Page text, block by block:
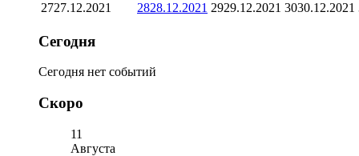
2727.12.2021 2828.12.2021 2929.12.2021 3030.12.2021
Сегодня
Сегодня нет событий
Скоро
11
Августа